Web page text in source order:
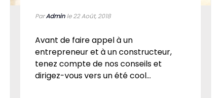
ParAdminle 22Août, 2018
Avant de faire appel à un
entrepreneur et à un constructeur,
tenez compte de nos conseils et
dirigez-vous vers un été cool...